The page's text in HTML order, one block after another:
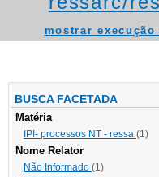
mostrar execução
BUSCA FACETADA
Matéria
IPI- processos NT - ressa (1)
Nome Relator
Não Informado (1)